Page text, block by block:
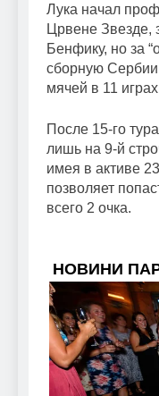
Лука начал
Црвене Звезде,
Бенфику, но за
сборную Сербии
мячей в 11
После 15-го
лишь на 9-й
имея в активе
позволяет
всего 2 очка.